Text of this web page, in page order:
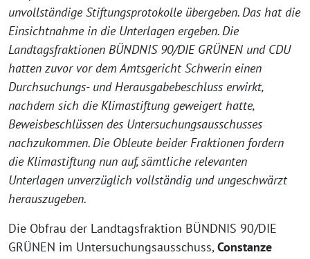
unvollständige Stiftungsprotokolle übergeben. Das hat die
Einsichtnahme in die Unterlagen ergeben. Die
Landtagsfraktionen BÜNDNIS 90/DIE GRÜNEN und CDU
hatten zuvor vor dem Amtsgericht Schwerin einen
Durchsuchungs- und Herausgabebeschluss erwirkt,
nachdem sich die Klimastiftung geweigert hatte,
Beweisbeschlüssen des Untersuchungsausschusses
nachzukommen. Die Obleute beider Fraktionen fordern
die Klimastiftung nun auf, sämtliche relevanten
Unterlagen unverzüglich vollständig und ungeschwärzt
herauszugeben.
Die Obfrau der Landtagsfraktion BÜNDNIS 90/DIE
GRÜNEN im Untersuchungsausschuss,Constanze